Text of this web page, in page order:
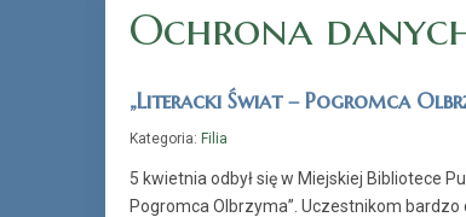
Ochrona
„Literacki Świat – Pogromca
Kategoria: Filia
5 kwietnia odbył się w Miejskiej Bibliotece
Pogromca Olbrzyma”. Uczestnikom